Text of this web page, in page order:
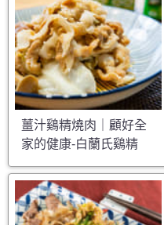
薑汁鷄精燒肉｜顧好全
家的健康-白蘭氏鷄精